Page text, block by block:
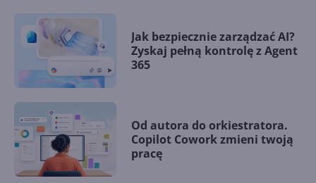
Jak bezpiecznie zarządzać AI?
Zyskaj pełną kontrolę z Agent
365
Od autora do orkiestratora.
Copilot Cowork zmieni twoją
pracę